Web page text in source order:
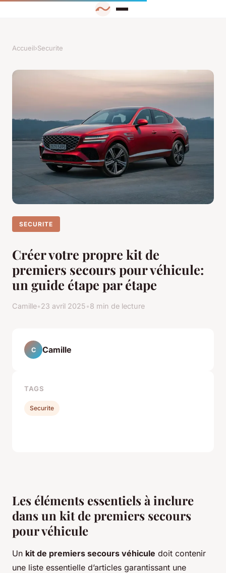
Accueil›Securite
SECURITE
Créer votre propre kit de
premiers secours pour véhicule:
un guide étape par étape
Camille•23 avril 2025•8 min de lecture
Les éléments essentiels à inclure
dans un kit de premiers secours
pour véhicule
Un kit de premiers secours véhicule doit contenir
une liste essentielle d’articles garantissant une
C Camille
TAGS
Securite